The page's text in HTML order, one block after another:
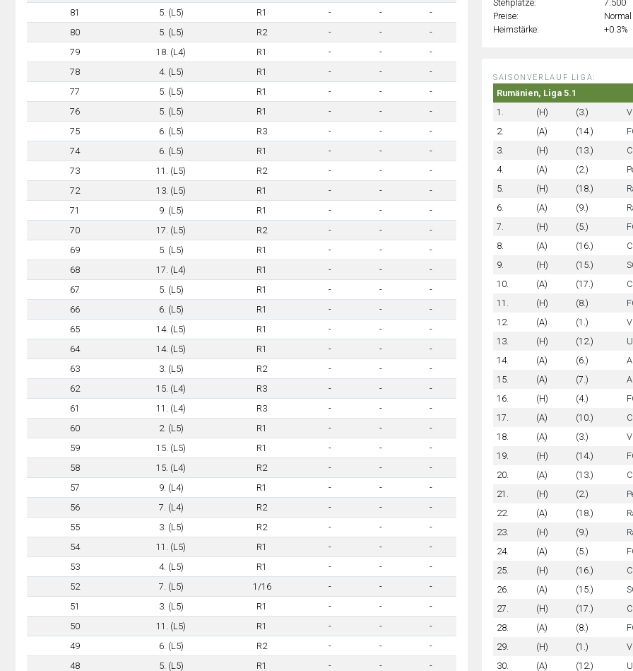
81
5. (L5) R1 - -
-
80
5. (L5) R2 - -
-
79
18. (L4) R1 - -
-
78
4. (L5) R1 - -
-
77
5. (L5) R1 - -
-
76
5. (L5) R1 - -
-
75
6. (L5) R3 - -
-
74
6. (L5) R1 - -
-
73
11. (L5) R2 - -
-
72
13. (L5) R1 - -
-
71
9. (L5) R1 - -
-
70
17. (L5) R2 - -
-
69
5. (L5) R1 - -
-
68
17. (L4) R1 - -
-
67
5. (L5) R1 - -
-
66
6. (L5) R1 - -
-
65
14. (L5) R1 - -
-
64
14. (L5) R1 - -
-
63
3. (L5) R2 - -
-
62
15. (L4) R3 - -
-
61
11. (L4) R3 - -
-
60
2. (L5) R1 - -
-
59
15. (L5) R1 - -
-
58
15. (L4) R2 - -
-
57
9. (L4) R1 - -
-
56
7. (L4) R2 - -
-
55
3. (L5) R2 - -
-
54
11. (L5) R1 - -
-
53
4. (L5) R1 - -
-
52
7. (L5) 1/16 - -
-
51
3. (L5) R1 - -
-
50
11. (L5) R1 - -
-
49
6. (L5) R2 - -
-
48
5. (L5) R1 - - -
Stehplätze:
7.500
Preise:
Normal
Heimstärke:
+0.3%
SAISONVERLAUF LIGA:
Rumänien, Liga 5.1
1.
(H) (3.)
2.
(A) (14.)
3.
(H) (13.)
4.
(A) (2.)
5.
(H) (18.)
6.
(A) (9.)
7.
(H) (5.)
8.
(A) (16.)
9.
(H) (15.)
10.
(A) (17.)
11.
(H) (8.)
12.
(A) (1.)
13.
(H) (12.)
14.
(A) (6.)
15.
(A) (7.)
16.
(H) (4.)
17.
(A) (10.)
18.
(A) (3.)
19.
(H) (14.)
20.
(A) (13.)
21.
(H) (2.)
22.
(A) (18.)
23.
(H) (9.)
24.
(A) (5.)
25.
(H) (16.)
26.
(A) (15.)
27.
(H) (17.)
28.
(A) (8.)
29.
(H) (1.)
30.
(A) (12.)